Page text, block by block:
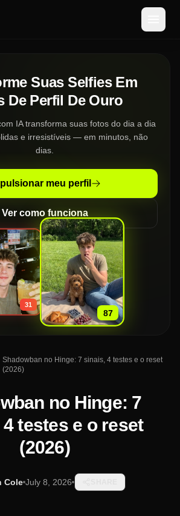
INICIAR SESSÃO REGISTAR
Suas Selfies Em
De Perfil De Ouro
IA transforma suas fotos do dia a dia
e irresistíveis — em minutos, não
dias.
meu perfil
Ver como funciona
31
»
87
Shadowban no Hinge: 7 sinais, 4 testes e o reset
(2026)
no Hinge: 7
testes e o reset
(2026)
Cole July 8, 2026